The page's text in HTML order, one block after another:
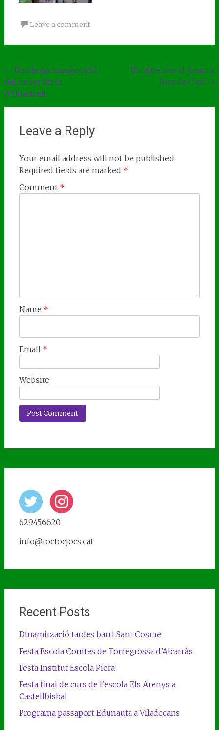
Leave a comment
Post
navigation
← Una bona inauguració
del carrer Serra
d’Ullastrell
Un altre any al Josart a
Josa de Cadí →
Leave a Reply
Your email address will not be published.
Required fields are marked *
Comment *
Name *
Email *
Website
629456620
info@toctocjocs.cat
Recent Posts
Dinamització tardes barri Sant Cosme
Festa Escola Comtes de Torregrossa d’Alcarràs
Festa Institut Escola Piera
Festa final de curs de l’escola Els Arenys a
Castellbisbal
Programa passaport Edunauta a Viladecans